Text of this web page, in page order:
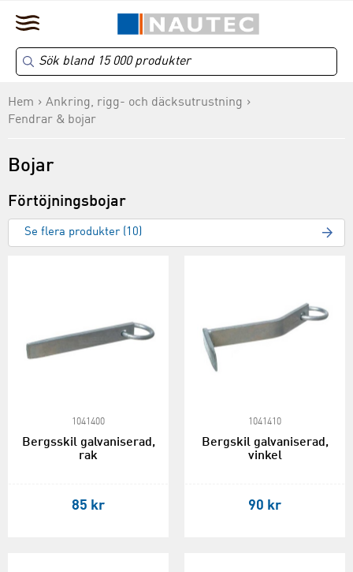
Hem
Ankring, rigg- och däcksutrustning
Fendrar & bojar
Bojar
Förtöjningsbojar
Se flera produkter (10)
1041400
Bergsskil galvaniserad,
rak
85 kr
1041410
Bergskil galvaniserad,
vinkel
90 kr